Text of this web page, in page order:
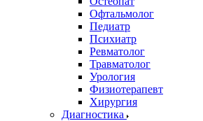
Офтальмолог
Педиатр
Психиатр
Ревматолог
Травматолог
Урология
Физиотерапевт
Хирургия
Диагностика